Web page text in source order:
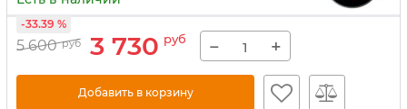
5 600 руб 3 730 руб
-33.39 %
− +
Добавить в корзину